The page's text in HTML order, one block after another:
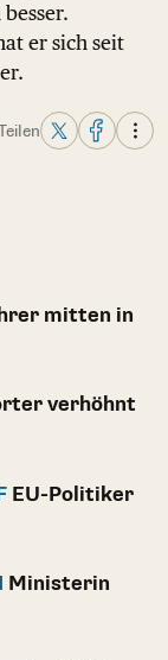
er sich seit
mitten in
verhöhnt
EU-Politiker
Ministerin